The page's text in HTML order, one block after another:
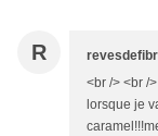
R
<br /> <br /
lorsque je